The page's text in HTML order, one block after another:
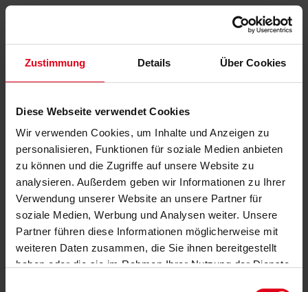
Zustimmung Details Über Cookies
Diese Webseite verwendet Cookies
Wir verwenden Cookies, um Inhalte und Anzeigen zu
personalisieren, Funktionen für soziale Medien anbieten
zu können und die Zugriffe auf unsere Website zu
analysieren. Außerdem geben wir Informationen zu Ihrer
Verwendung unserer Website an unsere Partner für
soziale Medien, Werbung und Analysen weiter. Unsere
Partner führen diese Informationen möglicherweise mit
weiteren Daten zusammen, die Sie ihnen bereitgestellt
haben oder die sie im Rahmen Ihrer Nutzung der Dienste